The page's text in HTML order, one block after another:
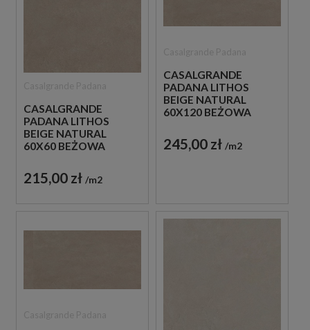
CASALGRANDE
PADANA LITHOS
BEIGE NATURAL
60X60 BEŻOWA
215,00 zł m2
CASALGRANDE
PADANA LITHOS
BEIGE NATURAL
60X120 BEŻOWA
245,00 zł m2